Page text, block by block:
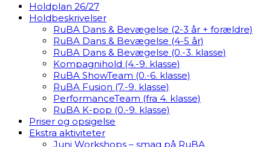
Holdplan 26/27
Holdbeskrivelser
RuBA Dans & Bevægelse (2-3 år + forældre)
RuBA Dans & Bevægelse (4-5 år)
RuBA Dans & Bevægelse (0.-3. klasse)
Kompagnihold (4.-9. klasse)
RuBA ShowTeam (0.-6. klasse)
RuBA Fusion (7.-9. klasse)
PerformanceTeam (fra 4. klasse)
RuBA K-pop (0.-9. klasse)
Priser og opsigelse
Ekstra aktiviteter
Juni Workshops – smag på RuBA